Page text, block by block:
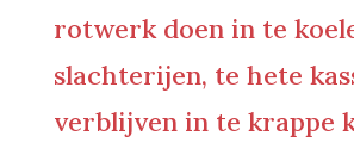
rotwerk doen in te
slachterijen, te hete
verblijven in te krappe